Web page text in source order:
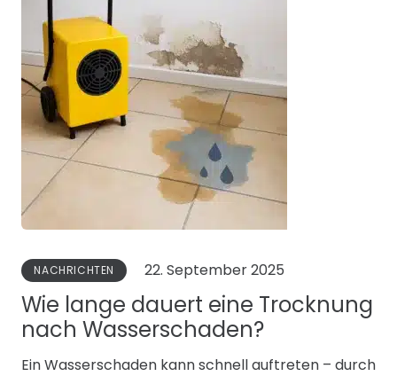
NACHRICHTEN 22. September 2025
Wie lange dauert eine Trocknung
nach Wasserschaden?
Ein Wasserschaden kann schnell auftreten – durch